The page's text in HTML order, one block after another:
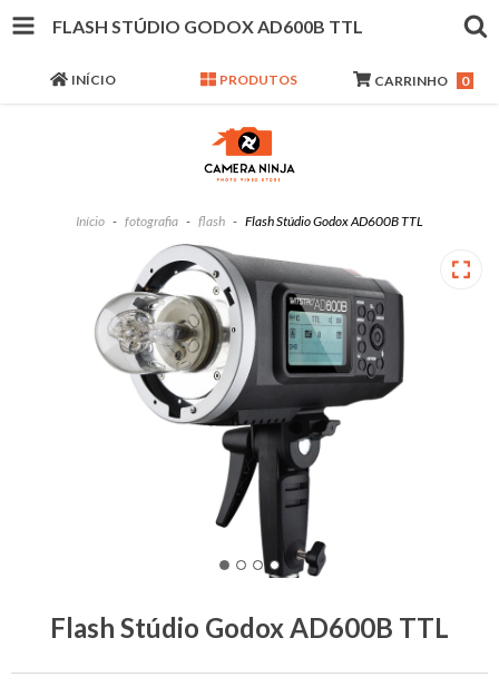
FLASH STÚDIO GODOX AD600B TTL
INÍCIO PRODUTOS CARRINHO 0
Início - fotografia - flash - Flash Stúdio Godox AD600B TTL
Flash Stúdio Godox AD600B TTL